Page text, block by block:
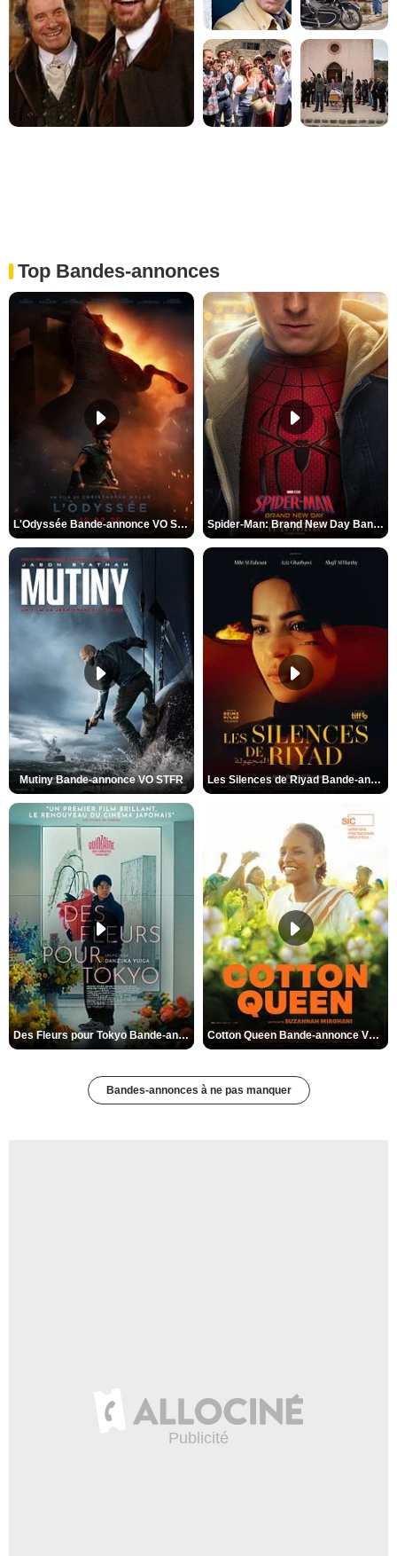
Top Bandes-annonces
L'Odyssée Bande-annonce VO STFR Spider-Man: Brand New Day Bande-annonce VO STFR
Mutiny Bande-annonce VO STFR Les Silences de Riyad Bande-annonce VO STFR
Des Fleurs pour Tokyo Bande-annonce VO STFR Cotton Queen Bande-annonce VO STFR
Bandes-annonces à ne pas manquer